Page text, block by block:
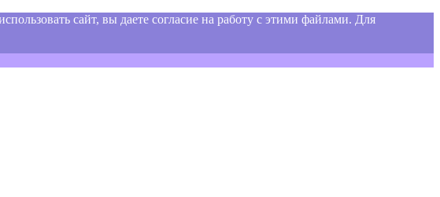
сайт, вы даете согласие на работу с этими файлами. Для